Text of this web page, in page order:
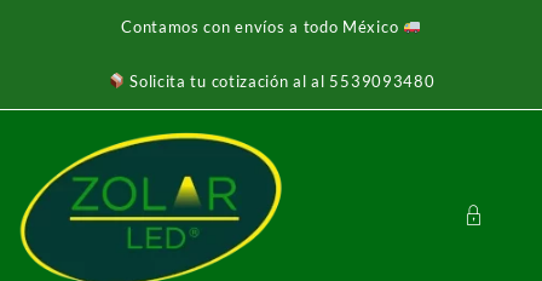
Contamos con envíos a todo México
Solicita tu cotización al al 5539093480